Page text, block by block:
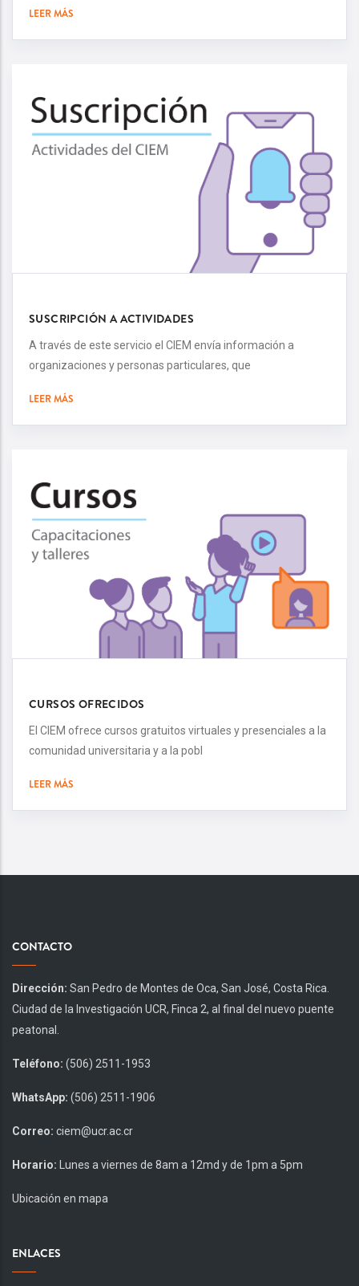
LEER MÁS
SUSCRIPCIÓN A ACTIVIDADES
A través de este servicio el CIEM envía información a
organizaciones y personas particulares, que
LEER MÁS
CURSOS OFRECIDOS
El CIEM ofrece cursos gratuitos virtuales y presenciales a la
comunidad universitaria y a la pobl
LEER MÁS
CONTACTO
Dirección: San Pedro de Montes de Oca, San José, Costa Rica.
Ciudad de la Investigación UCR, Finca 2, al final del nuevo puente
peatonal.
Teléfono: (506) 2511-1953
WhatsApp: (506) 2511-1906
Correo: ciem@ucr.ac.cr
Horario: Lunes a viernes de 8am a 12md y de 1pm a 5pm
Ubicación en mapa
ENLACES